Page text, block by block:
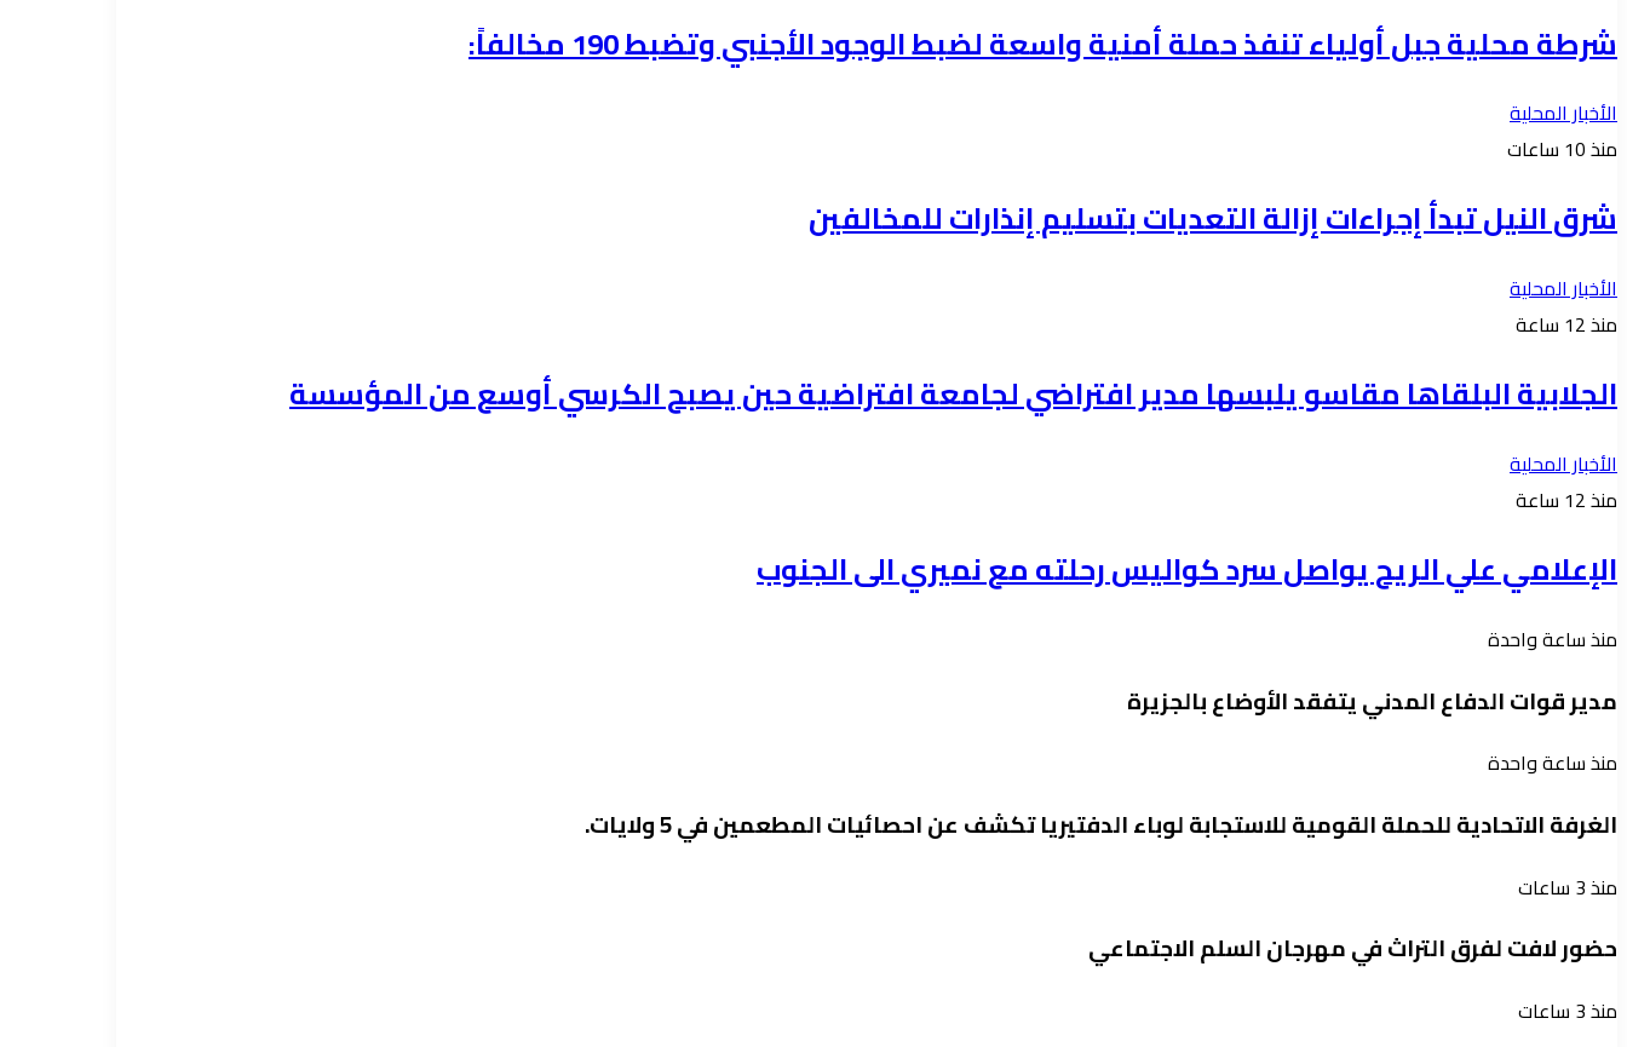
شرطة محلية جبل أولياء تنفذ حملة أمنية واسعة لضبط الوجود الأجنبي وتضبط 190 مخالفاً:
الأخبار المحلية
منذ 10 ساعات
شرق النيل تبدأ إجراءات إزالة التعديات بتسليم إنذارات للمخالفين
الأخبار المحلية
منذ 12 ساعة
الجلابية البلقاها مقاسو يلبسها ​مدير افتراضي لجامعة افتراضية حين يصبح الكرسي أوسع من المؤسسة
الأخبار المحلية
منذ 12 ساعة
الإعلامي علي الريح يواصل سرد كواليس رحلته مع نميري الى الجنوب
منذ ساعة واحدة
مدير قوات الدفاع المدني يتفقد الأوضاع بالجزيرة
منذ ساعة واحدة
الغرفة الاتحادية للحملة القومية للاستجابة لوباء الدفتيريا تكشف عن احصائيات المطعمين في 5 ولايات.
منذ 3 ساعات
حضور لافت لفرق التراث في مهرجان السلم الاجتماعي
منذ 3 ساعات